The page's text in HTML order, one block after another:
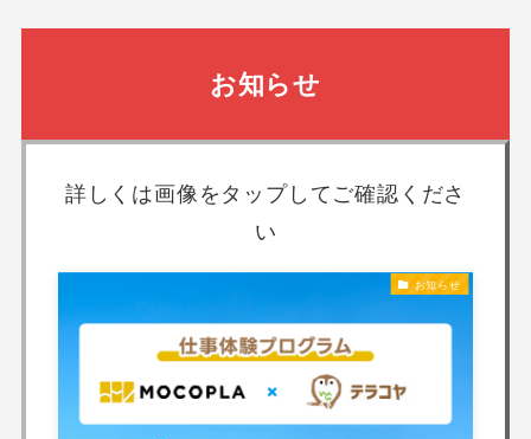
お知らせ
詳しくは画像をタップしてご確認くださ
い
お知らせ